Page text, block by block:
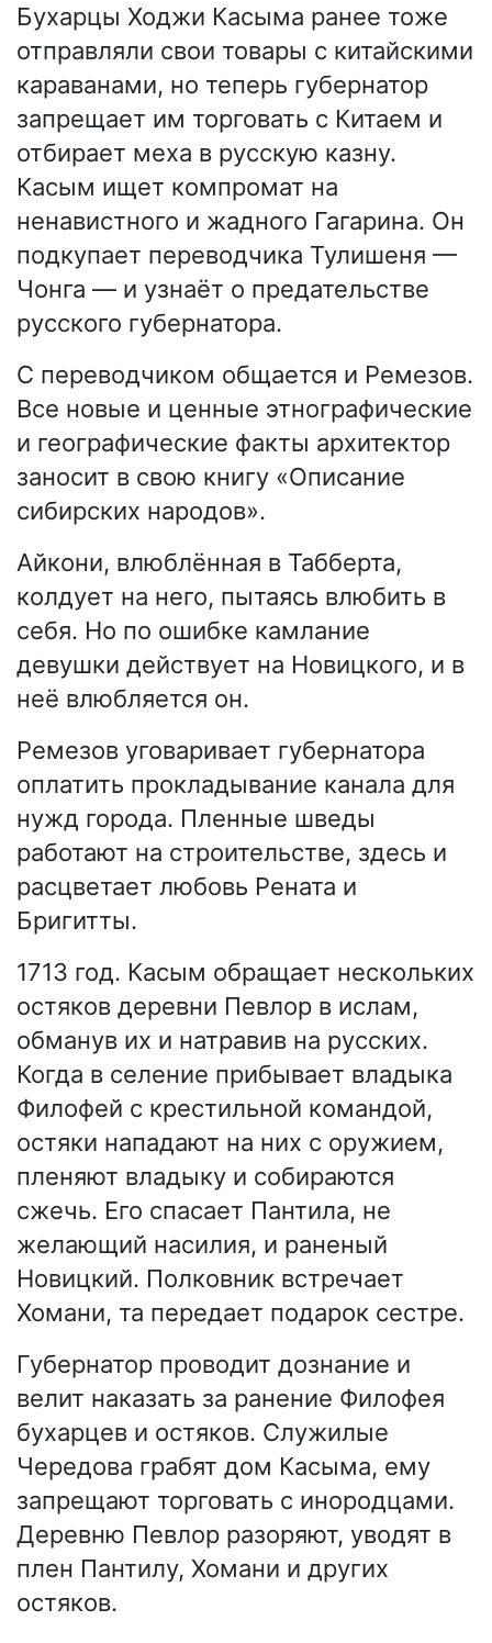
Бухарцы Ходжи Касыма ранее тоже
отправляли свои товары с китайскими
караванами, но теперь губернатор
запрещает им торговать с Китаем и
отбирает меха в русскую казну.
Касым ищет компромат на
ненавистного и жадного Гагарина. Он
подкупает переводчика Тулишеня —
Чонга — и узнаёт о предательстве
русского губернатора.
С переводчиком общается и Ремезов.
Все новые и ценные этнографические
и географические факты архитектор
заносит в свою книгу «Описание
сибирских народов».
Айкони, влюблённая в Табберта,
колдует на него, пытаясь влюбить в
себя. Но по ошибке камлание
девушки действует на Новицкого, и в
неё влюбляется он.
Ремезов уговаривает губернатора
оплатить прокладывание канала для
нужд города. Пленные шведы
работают на строительстве, здесь и
расцветает любовь Рената и
Бригитты.
1713 год. Касым обращает нескольких
остяков деревни Певлор в ислам,
обманув их и натравив на русских.
Когда в селение прибывает владыка
Филофей с крестильной командой,
остяки нападают на них с оружием,
пленяют владыку и собираются
сжечь. Его спасает Пантила, не
желающий насилия, и раненый
Новицкий. Полковник встречает
Хомани, та передает подарок сестре.
Губернатор проводит дознание и
велит наказать за ранение Филофея
бухарцев и остяков. Служилые
Чередова грабят дом Касыма, ему
запрещают торговать с инородцами.
Деревню Певлор разоряют, уводят в
плен Пантилу, Хомани и других
остяков.